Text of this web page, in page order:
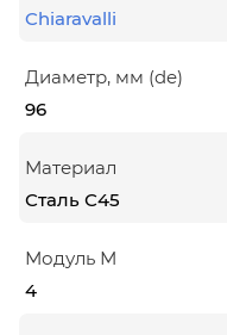
Chiaravalli
Диаметр, мм (de)
96
Материал
Сталь С45
Модуль М
4